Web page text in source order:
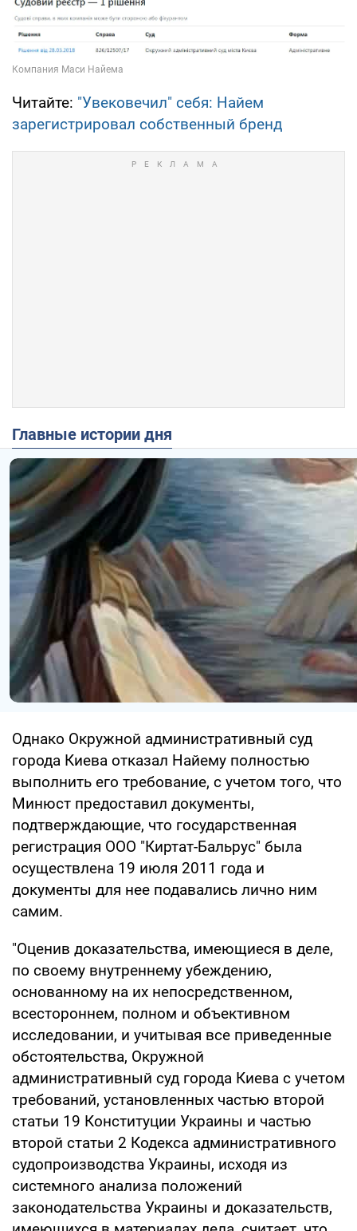
Читайте: "Увековечил" себя: Найем
зарегистрировал собственный бренд
Главные истории дня
Однако Окружной административный суд
города Киева отказал Найему полностью
выполнить его требование, с учетом того, что
Минюст предоставил документы,
подтверждающие, что государственная
регистрация ООО "Киртат-Бальрус" была
осуществлена 19 июля 2011 года и
документы для нее подавались лично ним
самим.
"Оценив доказательства, имеющиеся в деле,
по своему внутреннему убеждению,
основанному на их непосредственном,
всестороннем, полном и объективном
исследовании, и учитывая все приведенные
обстоятельства, Окружной
административный суд города Киева с учетом
требований, установленных частью второй
статьи 19 Конституции Украины и частью
второй статьи 2 Кодекса административного
судопроизводства Украины, исходя из
системного анализа положений
законодательства Украины и доказательств,